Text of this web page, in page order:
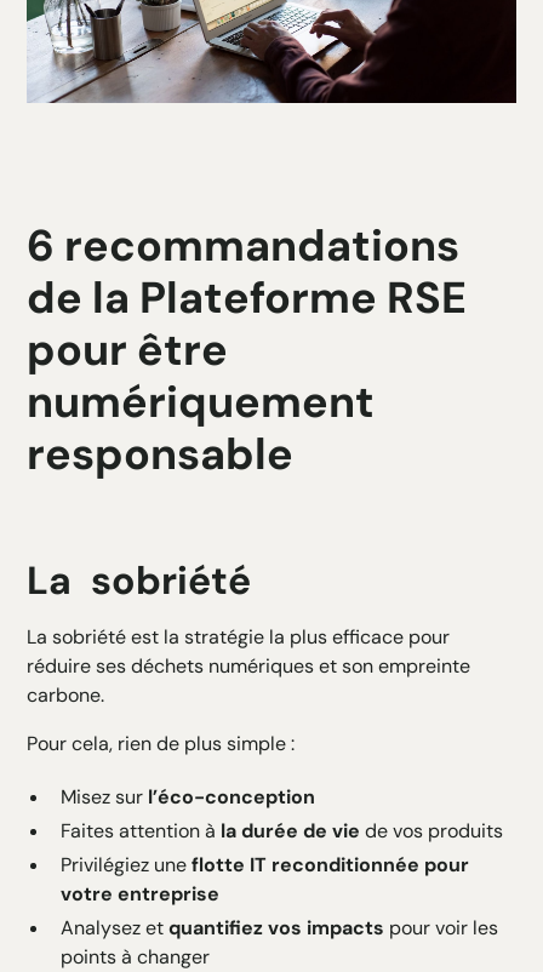
6 recommandations
de la Plateforme RSE
pour être
numériquement
responsable
La sobriété
La sobriété est la stratégie la plus efficace pour
réduire ses déchets numériques et son empreinte
carbone.
Pour cela, rien de plus simple :
Misez sur l’éco-conception
Faites attention à la durée de viede vos produits
Privilégiez une flotte IT reconditionnée pour
votre entreprise
Analysez etquantifiez vos impacts pour voir les
points à changer